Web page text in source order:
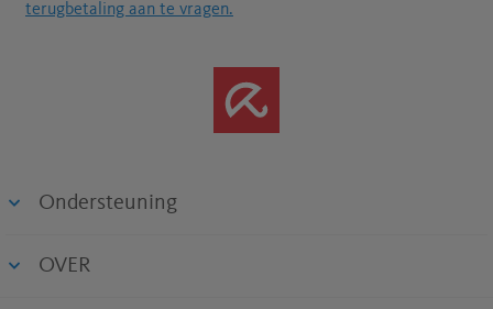
terugbetaling aan te vragen.
Ondersteuning
OVER